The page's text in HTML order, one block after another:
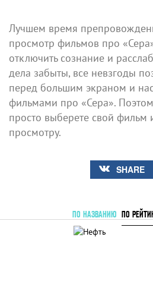
Лучшем время
просмотр фильмов про
отключить сознание и
дела забыты, все невзгоды
перед большим экраном и
фильмами про «Сера».
просто выберете свой фильм
просмотру.
SHARE
ПО НАЗВАНИЮ ПО